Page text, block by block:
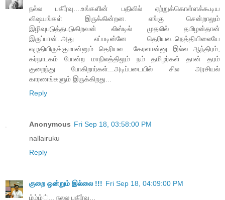
நல்ல பகிர்வு....உங்களின் பதிவில் ஏற்றுக்கொள்ளக்கூடிய
விஷயங்கள் இருக்கின்றன. எங்கு சென்றாலும்
இழிவுபடுத்தபடுகிறவன் லிஸ்டில் முதலில் தமிழன்தான்
இருப்பான்..அது எப்படின்னே தெரியல..நெத்தியிலையே
எழுதியிருக்குமான்னும் தெரியல... கேரளான்னு இல்ல ஆந்திரம்,
கர்நாடகம் போன்ற மாநிலத்திலும் நம் தமிழர்கள் தான் தரம்
குறைந்து போகிறார்கள்...அடிப்படையில் சில அரசியல்
காரணங்களும் இருக்கிறது...
Reply
Anonymous Fri Sep 18, 03:58:00 PM
nallairuku
Reply
குறை ஒன்றும் இல்லை !!! Fri Sep 18, 04:09:00 PM
ம்ம்ம்்... நலல பகிர்வு...